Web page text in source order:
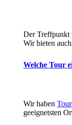
Der Treffpunkt
Wir bieten
Welche Tour
Wir haben
geeignetsten